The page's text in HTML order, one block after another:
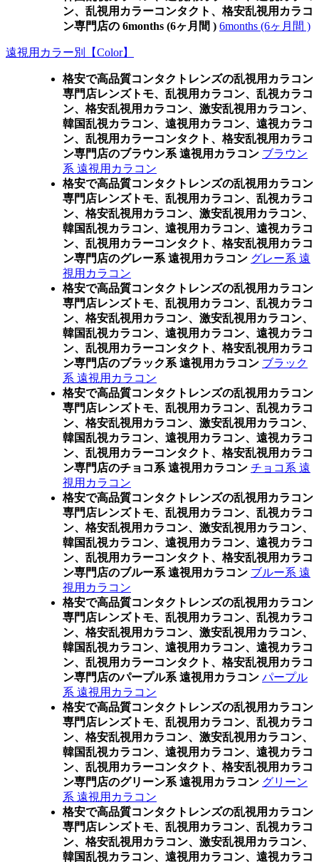
ン、乱視用カラーコンタクト、格安乱視用カラコ
ン専門店の 6months (6ヶ月間 ) 6months (6ヶ月間 )
遠視用カラー別【Color】
格安で高品質コンタクトレンズの乱視用カラコン
専門店レンズトモ、乱視用カラコン、乱視カラコ
ン、格安乱視用カラコン、激安乱視用カラコン、
韓国乱視カラコン、遠視用カラコン、遠視カラコ
ン、乱視用カラーコンタクト、格安乱視用カラコ
ン専門店のブラウン系 遠視用カラコン ブラウン
系 遠視用カラコン
格安で高品質コンタクトレンズの乱視用カラコン
専門店レンズトモ、乱視用カラコン、乱視カラコ
ン、格安乱視用カラコン、激安乱視用カラコン、
韓国乱視カラコン、遠視用カラコン、遠視カラコ
ン、乱視用カラーコンタクト、格安乱視用カラコ
ン専門店のグレー系 遠視用カラコン グレー系 遠
視用カラコン
格安で高品質コンタクトレンズの乱視用カラコン
専門店レンズトモ、乱視用カラコン、乱視カラコ
ン、格安乱視用カラコン、激安乱視用カラコン、
韓国乱視カラコン、遠視用カラコン、遠視カラコ
ン、乱視用カラーコンタクト、格安乱視用カラコ
ン専門店のブラック系 遠視用カラコン ブラック
系 遠視用カラコン
格安で高品質コンタクトレンズの乱視用カラコン
専門店レンズトモ、乱視用カラコン、乱視カラコ
ン、格安乱視用カラコン、激安乱視用カラコン、
韓国乱視カラコン、遠視用カラコン、遠視カラコ
ン、乱視用カラーコンタクト、格安乱視用カラコ
ン専門店のチョコ系 遠視用カラコン チョコ系 遠
視用カラコン
格安で高品質コンタクトレンズの乱視用カラコン
専門店レンズトモ、乱視用カラコン、乱視カラコ
ン、格安乱視用カラコン、激安乱視用カラコン、
韓国乱視カラコン、遠視用カラコン、遠視カラコ
ン、乱視用カラーコンタクト、格安乱視用カラコ
ン専門店のブルー系 遠視用カラコン ブルー系 遠
視用カラコン
格安で高品質コンタクトレンズの乱視用カラコン
専門店レンズトモ、乱視用カラコン、乱視カラコ
ン、格安乱視用カラコン、激安乱視用カラコン、
韓国乱視カラコン、遠視用カラコン、遠視カラコ
ン、乱視用カラーコンタクト、格安乱視用カラコ
ン専門店のパープル系 遠視用カラコン パープル
系 遠視用カラコン
格安で高品質コンタクトレンズの乱視用カラコン
専門店レンズトモ、乱視用カラコン、乱視カラコ
ン、格安乱視用カラコン、激安乱視用カラコン、
韓国乱視カラコン、遠視用カラコン、遠視カラコ
ン、乱視用カラーコンタクト、格安乱視用カラコ
ン専門店のグリーン系 遠視用カラコン グリーン
系 遠視用カラコン
格安で高品質コンタクトレンズの乱視用カラコン
専門店レンズトモ、乱視用カラコン、乱視カラコ
ン、格安乱視用カラコン、激安乱視用カラコン、
韓国乱視カラコン、遠視用カラコン、遠視カラコ